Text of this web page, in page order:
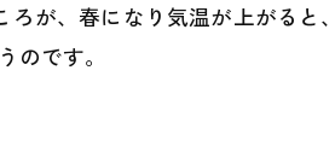
が、春になり気温が上がると
です。